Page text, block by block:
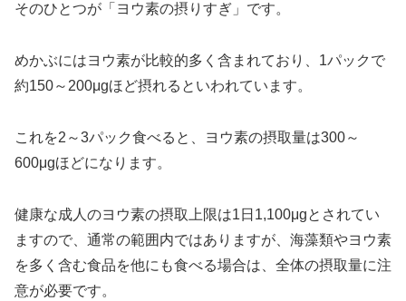
そのひとつが「ヨウ素の摂りすぎ」です。
めかぶにはヨウ素が比較的多く含まれており、1パックで
約150～200μgほど摂れるといわれています。
これを2～3パック食べると、ヨウ素の摂取量は300～
600μgほどになります。
健康な成人のヨウ素の摂取上限は1日1,100μgとされてい
ますので、通常の範囲内ではありますが、海藻類やヨウ素
を多く含む食品を他にも食べる場合は、全体の摂取量に注
意が必要です。